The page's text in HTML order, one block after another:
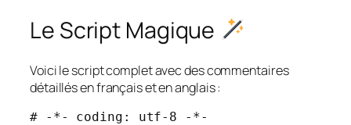
Le Script Magique
Voici le script complet avec des commentaires
détaillés en français et en anglais :
# -*- coding: utf-8 -*-